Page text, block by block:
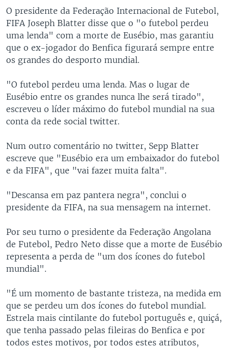
O presidente da Federação Internacional de Futebol,
FIFA Joseph Blatter disse que o "o futebol perdeu
uma lenda" com a morte de Eusébio, mas garantiu
que o ex-jogador do Benfica figurará sempre entre
os grandes do desporto mundial.
"O futebol perdeu uma lenda. Mas o lugar de
Eusébio entre os grandes nunca lhe será tirado",
escreveu o líder máximo do futebol mundial na sua
conta da rede social twitter.
Num outro comentário no twitter, Sepp Blatter
escreve que "Eusébio era um embaixador do futebol
e da FIFA", que "vai fazer muita falta".
"Descansa em paz pantera negra", conclui o
presidente da FIFA, na sua mensagem na internet.
Por seu turno o presidente da Federação Angolana
de Futebol, Pedro Neto disse que a morte de Eusébio
representa a perda de "um dos ícones do futebol
mundial".
"É um momento de bastante tristeza, na medida em
que se perdeu um dos ícones do futebol mundial.
Estrela mais cintilante do futebol português e, quiçá,
que tenha passado pelas fileiras do Benfica e por
todos estes motivos, por todos estes atributos,